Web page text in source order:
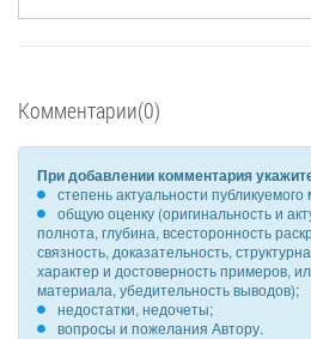
Комментарии(0)
При добавлении комментария
степень актуальности
общую оценку (оригинальность и
полнота, глубина, всесторонность
связность, доказательность,
характер и достоверность примеров,
материала, убедительность выводов);
недостатки, недочеты;
вопросы и пожелания Автору.